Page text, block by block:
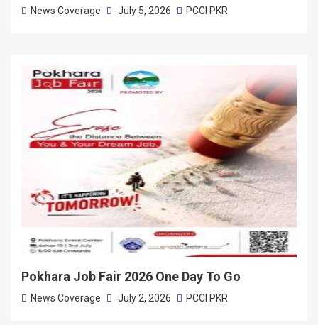
News Coverage July 5, 2026 PCCI PKR
Pokhara Job Fair 2026 One Day To Go
News Coverage July 2, 2026 PCCI PKR